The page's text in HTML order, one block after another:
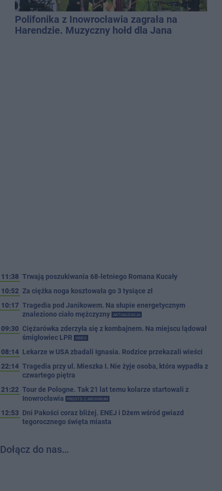
Polifonika z Inowrocławia zagrała na
Harendzie. Muzyczny hołd dla Jana
11:38 Trwają poszukiwania 68-letniego Romana Kucały
10:52 Za ciężka noga kosztowała go 3 tysiące zł
10:17 Tragedia pod Janikowem. Na słupie energetycznym
znaleziono ciało mężczyzny
AKTUALIZACJA
09:30 Ciężarówka zderzyła się z kombajnem. Na miejscu lądował
śmigłowiec LPR
VIDEO
08:14 Lekarze w USA zbadali Ignasia. Rodzice przekazali wieści
22:14 Tragedia przy ul. Mieszka I. Nie żyje osoba, która wypadła z
czwartego piętra
21:22 Tour de Pologne. Tak 21 lat temu kolarze startowali z
Inowrocławia
PROSTO Z ARCHIWUM
12:53 Dni Pakości coraz bliżej. ENEJ i Dżem wśród gwiazd
tegorocznego święta miasta
Dołącz do nas…